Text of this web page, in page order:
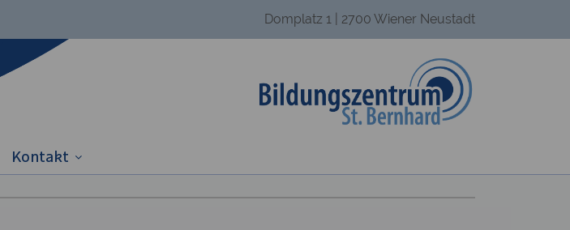
Domplatz 1 | 2700 Wiener Neustadt
Kontakt